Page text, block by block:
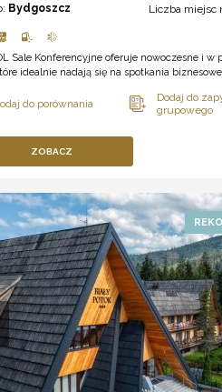
Bydgoszcz Liczba miejsc
Sale Konferencyjne oferuje nowoczesne i w
idealnie nadają się na spotkania biznesowe
ZOBACZ